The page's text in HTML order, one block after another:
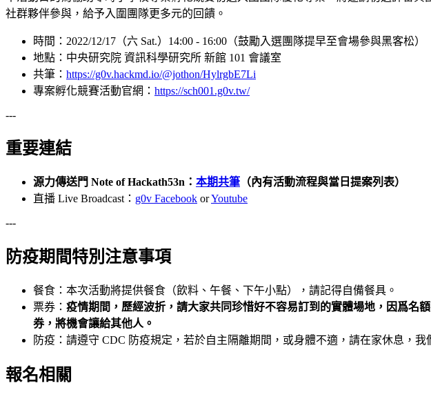
社群夥伴參與，給予入圍團隊更多元的回饋。
時間：2022/12/17（六 Sat.）14:00 - 16:00（鼓勵入選團隊提早至會場參與黑客松）
地點：中央研究院 資訊科學研究所 新館 101 會議室
共筆： https://g0v.hackmd.io/@jothon/HylrgbE7Li
專案孵化競賽活動官網： https://sch001.g0v.tw/
---
重要連結
源力傳送門 Note of Hackath53n： 本期共筆 （內有活動流程與當日提案列表）
直播 Live Broadcast： g0v Facebook orYoutube
---
防疫期間特別注意事項
餐食：本次活動將提供餐食（飲料、午餐、下午小點），請記得自備餐具。
票券： 疫情期間，歷經波折，請大家共同珍惜好不容易訂到的實體場地，因爲
券，將機會讓給其他人。
防疫：請遵守 CDC 防疫規定，若於自主隔離期間，或身體不適，請在家休息，我
報名相關